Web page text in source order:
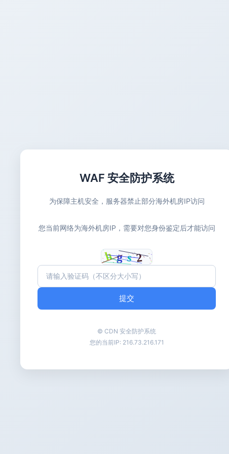
WAF 安全防护系统
为保障主机安全，服务器禁止部分海外机房IP访问
您当前网络为海外机房IP，需要对您身份鉴定后才能访问
提交
© CDN 安全防护系统
您的当前IP: 216.73.216.171